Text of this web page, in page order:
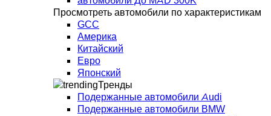
Просмотреть автомобили по характеристикам
GCC
Америка
Китайский
Евро
Японский
Тренды
Подержанные автомобили Audi
Подержанные автомобили BMW